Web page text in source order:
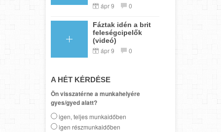
ápr 9 0
Fáztak idén a brit
feleségcipelők
(videó)
ápr 9 0
A HÉT KÉRDÉSE
Ön visszatérne a munkahelyére
gyes/gyed alatt?
igen, teljes munkaidőben
igen részmunkaidőben